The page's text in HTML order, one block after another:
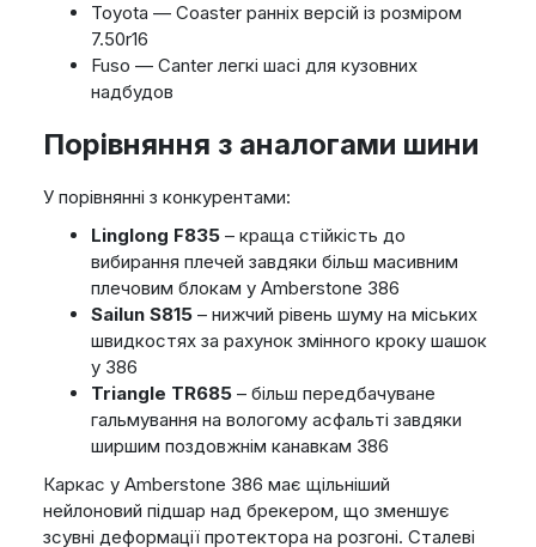
Toyota — Coaster ранніх версій із розміром
7.50r16
Fuso — Canter легкі шасі для кузовних
надбудов
Порівняння з аналогами шини
У порівнянні з конкурентами:
Linglong F835– краща стійкість до
вибирання плечей завдяки більш масивним
плечовим блокам у Amberstone 386
Sailun S815– нижчий рівень шуму на міських
швидкостях за рахунок змінного кроку шашок
у 386
Triangle TR685– більш передбачуване
гальмування на вологому асфальті завдяки
ширшим поздовжнім канавкам 386
Каркас у Amberstone 386 має щільніший
нейлоновий підшар над брекером, що зменшує
зсувні деформації протектора на розгоні. Сталеві